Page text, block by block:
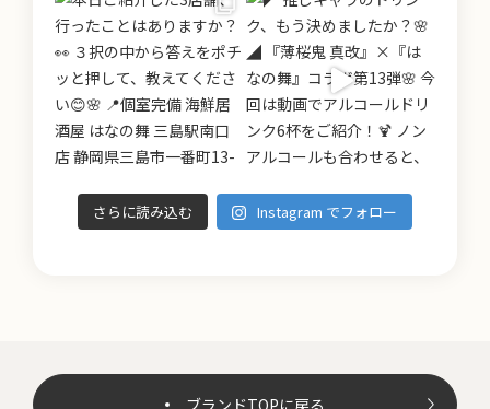
さらに読み込む Instagram でフォロー
ブランドTOPに戻る